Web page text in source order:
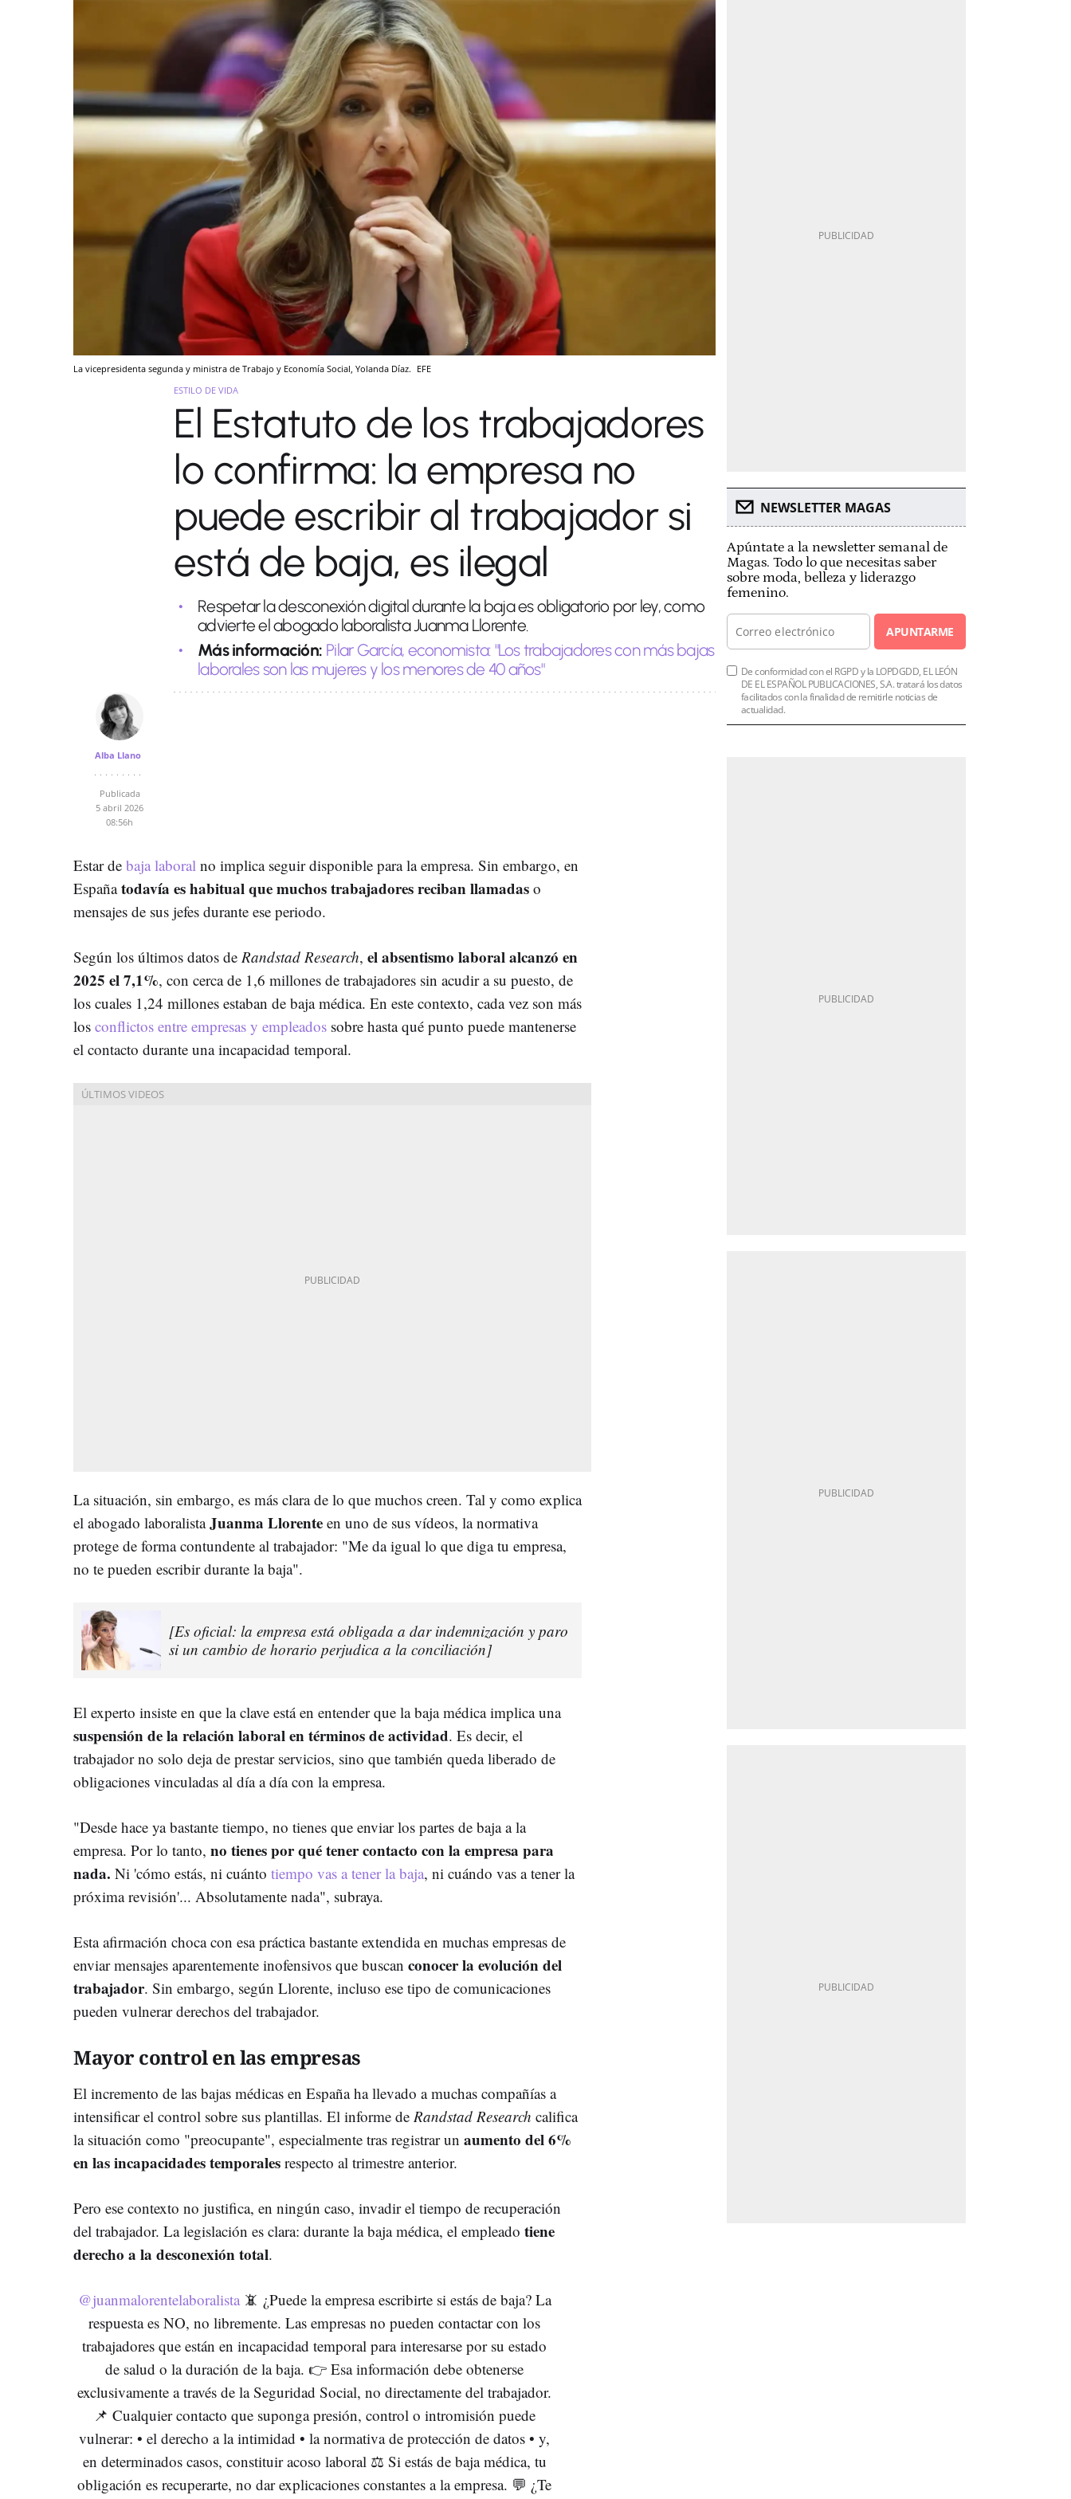
La vicepresidenta segunda y ministra de Trabajo y Economía Social, Yolanda Díaz. EFE
ESTILO DE VIDA
El Estatuto de los trabajadores
lo confirma: la empresa no
puede escribir al trabajador si
está de baja, es ilegal
Respetar la desconexión digital durante la baja es obligatorio por ley, como
advierte el abogado laboralista Juanma Llorente.
Más información: Pilar García, economista: "Los trabajadores con más bajas
laborales son las mujeres y los menores de 40 años"
Alba Llano
Publicada
5 abril 2026
08:56h
Estar de baja laboral no implica seguir disponible para la empresa. Sin embargo, en
Españatodavía es habitual que muchos trabajadores reciban llamadas o
mensajes de sus jefes durante ese periodo.
Según los últimos datos de Randstad Research, el absentismo laboral alcanzó en
2025 el 7,1%, con cerca de 1,6 millones de trabajadores sin acudir a su puesto, de
los cuales 1,24 millones estaban de baja médica. En este contexto, cada vez son más
los conflictos entre empresas y empleados sobre hasta qué punto puede mantenerse
el contacto durante una incapacidad temporal.
La situación, sin embargo, es más clara de lo que muchos creen. Tal y como explica
el abogado laboralistaJuanma Llorente en uno de sus vídeos, la normativa
protege de forma contundente al trabajador: "Me da igual lo que diga tu empresa,
no te pueden escribir durante la baja".
[Es oficial: la empresa está obligada a dar indemnización y paro
si un cambio de horario perjudica a la conciliación]
El experto insiste en que la clave está en entender que la baja médica implica una
suspensión de la relación laboral en términos de actividad. Es decir, el
trabajador no solo deja de prestar servicios, sino que también queda liberado de
obligaciones vinculadas al día a día con la empresa.
"Desde hace ya bastante tiempo, no tienes que enviar los partes de baja a la
empresa. Por lo tanto, no tienes por qué tener contacto con la empresa para
nada. Ni 'cómo estás, ni cuánto tiempo vas a tener la baja, ni cuándo vas a tener la
próxima revisión'... Absolutamente nada", subraya.
Esta afirmación choca con esa práctica bastante extendida en muchas empresas de
enviar mensajes aparentemente inofensivos que buscan conocer la evolución del
trabajador. Sin embargo, según Llorente, incluso ese tipo de comunicaciones
pueden vulnerar derechos del trabajador.
Mayor control en las empresas
El incremento de las bajas médicas en España ha llevado a muchas compañías a
intensificar el control sobre sus plantillas. El informe de Randstad Research califica
la situación como "preocupante", especialmente tras registrar un aumento del 6%
en las incapacidades temporales respecto al trimestre anterior.
Pero ese contexto no justifica, en ningún caso, invadir el tiempo de recuperación
del trabajador. La legislación es clara: durante la baja médica, el empleado tiene
derecho a la desconexión total.
@juanmalorentelaboralista📵 ¿Puede la empresa escribirte si estás de baja? La
respuesta es NO, no libremente. Las empresas no pueden contactar con los
trabajadores que están en incapacidad temporal para interesarse por su estado
de salud o la duración de la baja. 👉 Esa información debe obtenerse
exclusivamente a través de la Seguridad Social, no directamente del trabajador.
📌 Cualquier contacto que suponga presión, control o intromisión puede
vulnerar: • el derecho a la intimidad • la normativa de protección de datos • y,
en determinados casos, constituir acoso laboral ⚖️ Si estás de baja médica, tu
obligación es recuperarte, no dar explicaciones constantes a la empresa. 💬 ¿Te
NEWSLETTER MAGAS
Apúntate a la newsletter semanal de
Magas. Todo lo que necesitas saber
sobre moda, belleza y liderazgo
femenino.
APUNTARME
De conformidad con el RGPD y la LOPDGDD, EL LEÓN
DE EL ESPAÑOL PUBLICACIONES, S.A. tratará los datos
facilitados con la finalidad de remitirle noticias de
actualidad.